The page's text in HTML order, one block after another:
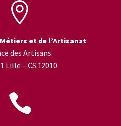


et de l’Artisanat
des Artisans
Lille – CS 12010

